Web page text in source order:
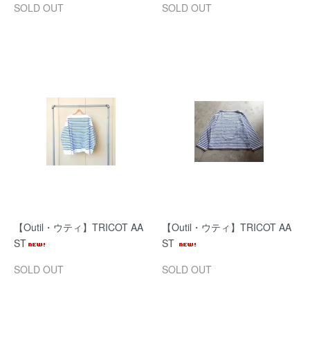
SOLD OUT
SOLD OUT
【Outil・ウティ】TRICOT AA
ST
SOLD OUT
【Outil・ウティ】TRICOT AA
ST
SOLD OUT